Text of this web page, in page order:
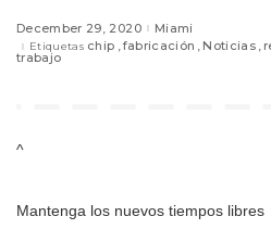
December 29, 2020 Miami
Etiquetas chip fabricación Noticias
trabajo
^
Mantenga los nuevos tiempos libres